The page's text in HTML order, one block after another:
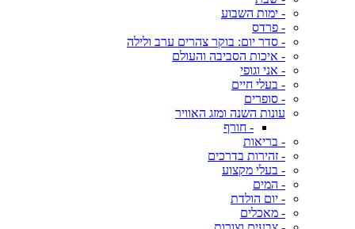
- ימות השבוע
- פרדס
- סדר יום: בוקר צהרים ערב ולילה
- איכות הסביבה והעולם
- אני וגופי
- בעלי חיים
- סופרים
עונות השנה ומזג האוויר
- חורף
- בריאות
- זהירות בדרכים
- בעלי מקצוע
- המים
- יום הולדת
- מאכלים